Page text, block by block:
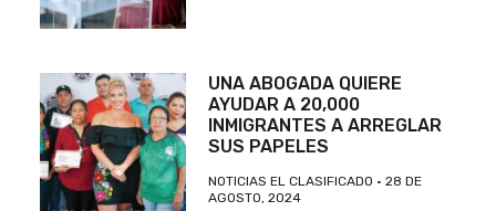
UNA ABOGADA QUIERE
AYUDAR A 20,000
INMIGRANTES A ARREGLAR
SUS PAPELES
NOTICIAS EL CLASIFICADO
28 DE
AGOSTO, 2024